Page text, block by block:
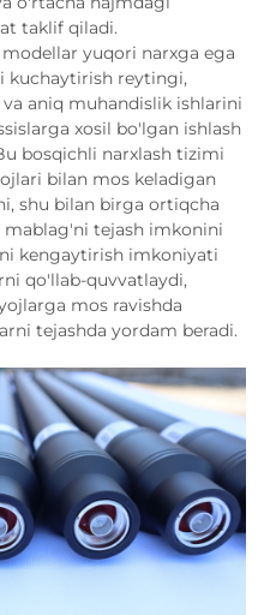
taklif qiladi.
yuqori narxga ega
kuchaytirish reytingi,
aniq muhandislik ishlarini
xosil bo'lgan ishlash
bosqichli narxlash tizimi
bilan mos keladigan
shu bilan birga ortiqcha
tejash imkonini
kengaytirish imkoniyati
qo'llab-quvvatlaydi,
mos ravishda
tejashda yordam beradi.